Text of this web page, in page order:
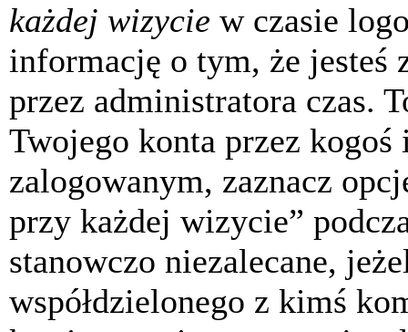
każdej wizycie w czasie
informację o tym, że jesteś
przez administratora czas.
Twojego konta przez kogoś
zalogowanym, zaznacz
przy każdej wizycie”
stanowczo niezalecane,
współdzielonego z kimś